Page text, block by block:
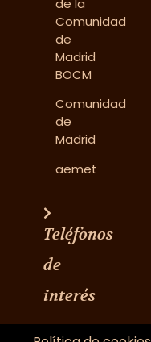
de la
Comunidad
de
Madrid
BOCM
Comunidad
de
Madrid
aemet
Teléfonos
de
interés